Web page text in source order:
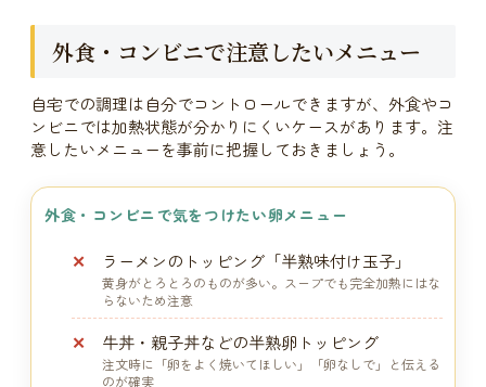
外食・コンビニで注意したいメニュー
自宅での調理は自分でコントロールできますが、外食やコ
ンビニでは加熱状態が分かりにくいケースがあります。注
意したいメニューを事前に把握しておきましょう。
外食・コンビニで気をつけたい卵メニュー
ラーメンのトッピング「半熟味付け玉子」
黄身がとろとろのものが多い。スープでも完全加熱にはな
らないため注意
牛丼・親子丼などの半熟卵トッピング
注文時に「卵をよく焼いてほしい」「卵なしで」と伝える
のが確実